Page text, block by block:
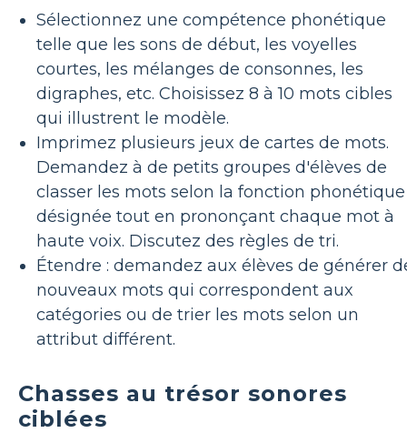
Sélectionnez une compétence phonétique
telle que les sons de début, les voyelles
courtes, les mélanges de consonnes, les
digraphes, etc. Choisissez 8 à 10 mots cibles
qui illustrent le modèle.
Imprimez plusieurs jeux de cartes de mots.
Demandez à de petits groupes d'élèves de
classer les mots selon la fonction phonétique
désignée tout en prononçant chaque mot à
haute voix. Discutez des règles de tri.
Étendre : demandez aux élèves de générer
nouveaux mots qui correspondent aux
catégories ou de trier les mots selon un
attribut différent.
Chasses au trésor sonores
ciblées